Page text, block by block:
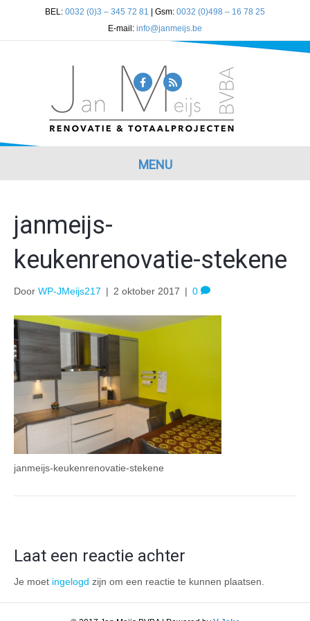
BEL: 0032 (0)3 – 345 72 81 | Gsm: 0032 (0)498 – 16 78 25
E-mail: info@janmeijs.be
F
a
c
b
o
R
s
s
MENU
janmeijs-
keukenrenovatie-stekene
Door WP-JMeijs217 | 2 oktober 2017 | 0
janmeijs-keukenrenovatie-stekene
Laat een reactie achter
Je moet ingelogd zijn om een reactie te kunnen plaatsen.